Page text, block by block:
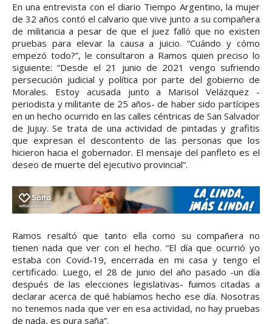
En una entrevista con el diario Tiempo Argentino, la mujer
de 32 años contó el calvario que vive junto a su compañera
de militancia a pesar de que el juez falló que no existen
pruebas para elevar la causa a juicio. “Cuándo y cómo
empezó todo?”, le consultaron a Ramos quien preciso lo
siguiente: “Desde el 21 junio de 2021 vengo sufriendo
persecución judicial y política por parte del gobierno de
Morales. Estoy acusada junto a Marisol Velázquez -
periodista y militante de 25 años- de haber sido partícipes
en un hecho ocurrido en las calles céntricas de San Salvador
de Jujuy. Se trata de una actividad de pintadas y grafitis
que expresan el descontento de las personas que los
hicieron hacia el gobernador. El mensaje del panfleto es el
deseo de muerte del ejecutivo provincial”.
Ramos resaltó que tanto ella como su compañera no
tienen nada que ver con el hecho. “El día que ocurrió yo
estaba con Covid-19, encerrada en mi casa y tengo el
certificado. Luego, el 28 de junio del año pasado -un día
después de las elecciones legislativas- fuimos citadas a
declarar acerca de qué habíamos hecho ese día. Nosotras
no tenemos nada que ver en esa actividad, no hay pruebas
de nada, es pura saña”.